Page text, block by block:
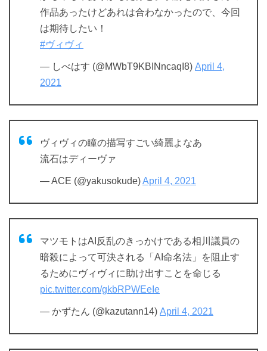
作品あったけどあれは合わなかったので、今回
は期待したい！
#ヴィヴィ
— しべはす (@MWbT9KBINncaqI8) April 4,
2021
ヴィヴィの瞳の描写すごい綺麗よなあ
流石はディーヴァ
— ACE (@yakusokude)April 4, 2021
マツモトはAI反乱のきっかけである相川議員の
暗殺によって可決される「AI命名法」を阻止す
るためにヴィヴィに助け出すことを命じる
pic.twitter.com/gkbRPWEeIe
— かずたん (@kazutann14) April 4, 2021